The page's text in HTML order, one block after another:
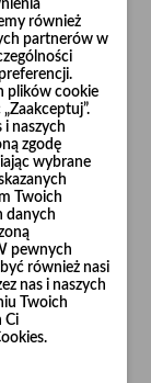
WYBIERZ PLIK
również
partnerów w
plików cookie
i naszych
zgodę
wybrane
Twoich
danych
pewnych
również nasi
nas i naszych
Twoich
Ci